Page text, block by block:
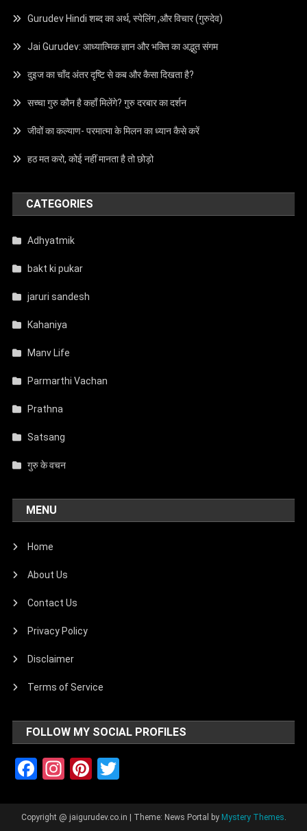
Gurudev Hindi शब्द का अर्थ, स्पेलिंग ,और विचार (गुरुदेव)
Jai Gurudev: आध्यात्मिक ज्ञान और भक्ति का अद्भुत संगम
दुइज का चाँद अंतर दृष्टि से कब और कैसा दिखता है?
सच्चा गुरु कौन है कहाँ मिलेंगे? गुरु दरबार का दर्शन
जीवों का कल्याण- परमात्मा के मिलन का ध्यान कैसे करें
हठ मत करो, कोई नहीं मानता है तो छोड़ो
CATEGORIES
Adhyatmik
bakt ki pukar
jaruri sandesh
Kahaniya
Manv Life
Parmarthi Vachan
Prathna
Satsang
गुरु के वचन
MENU
Home
About Us
Contact Us
Privacy Policy
Disclaimer
Terms of Service
FOLLOW MY SOCIAL PROFILES
Facebook
Instagram
Pinterest
Copyright @ jaigurudev.co.in | Theme: News Portal by Mystery Themes